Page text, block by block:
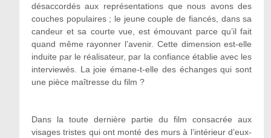
désaccordés aux représentations que nous avons des
couches populaires ; le jeune couple de fiancés, dans sa
candeur et sa courte vue, est émouvant parce qu’il fait
quand même rayonner l’avenir. Cette dimension est-elle
induite par le réalisateur, par la confiance établie avec les
interviewés. La joie émane-t-elle des échanges qui sont
une pièce maîtresse du film ?
Dans la toute dernière partie du film consacrée aux
visages tristes qui ont monté des murs à l’intérieur d’eux-